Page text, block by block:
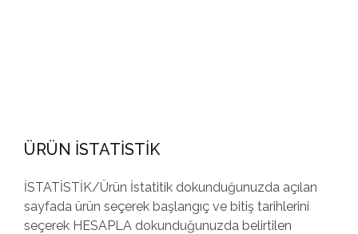
ÜRÜN İSTATİSTİK
İSTATİSTİK/Ürün İstatitik dokunduğunuzda açılan
sayfada ürün seçerek başlangıç ve bitiş tarihlerini
seçerek HESAPLA dokunduğunuzda belirtilen